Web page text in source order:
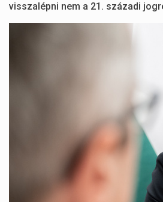
visszalépni nem a 21. századi